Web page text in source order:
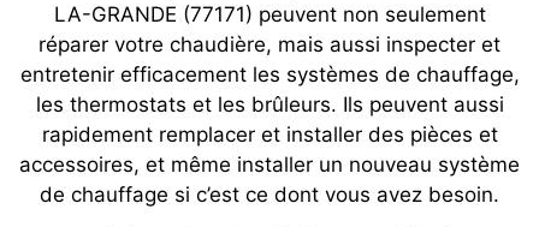
LA-GRANDE (77171) peuvent non seulement
réparer votre chaudière, mais aussi inspecter et
entretenir efficacement les systèmes de chauffage,
les thermostats et les brûleurs. Ils peuvent aussi
rapidement remplacer et installer des pièces et
accessoires, et même installer un nouveau système
de chauffage si c’est ce dont vous avez besoin.